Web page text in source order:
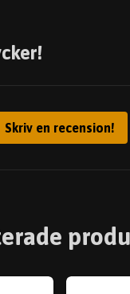
Skriv en recension!